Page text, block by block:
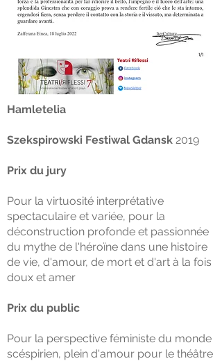
Hamletelia
Szekspirowski Festiwal Gdansk 2019
Prix ​​du jury
Pour la virtuosité interprétative
spectaculaire et variée, pour la
déconstruction profonde et passionnée
du mythe de l'héroïne dans une histoire
de vie, d'amour, de mort et d'art à la fois
doux et amer
Prix ​​du public
Pour la perspective féministe du monde
scéspirien, plein d'amour pour le théâtre